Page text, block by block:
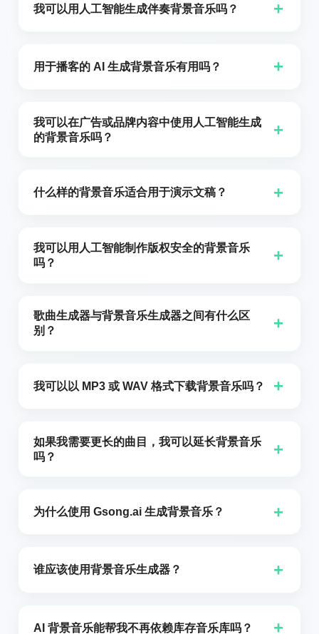
曲目。
我可以用人工智能生成伴奏背景音乐吗？ +
是在音轨需要作为旁白或对话的衬托时。Gsong.ai 在
用于播客的 AI 生成背景音乐有用吗？ +
乐生成器最明显的应用场景之一。Gsong AI 让你描述节
目的基调和目标片段，然后生成一个在不压过人声的情
我可以在广告或品牌内容中使用人工智能生成
的背景音乐吗？
+
Gsong.ai 为在平台上生成的曲目提供音乐商业许可支
适用于您计划的许可证。
什么样的背景音乐适合用于演示文稿？ +
内容。Gsong AI 允许你选择诸如企业风格、平静、鼓
舞、振奋或电影感等情绪，然后细化节奏和乐器，使曲
我可以用人工智能制作版权安全的背景音乐
吗？
+
赔和许可麻烦。在 Gsong.ai 上创作的音乐是根据您的提
示为您生成的，而不是从第三方目录中提取的，并且该
款。
歌曲生成器与背景音乐生成器之间有什么区
别？
+
曲，而背景音乐生成器则侧重于器乐用途、细微的辅助
工作提供器乐背景轨道——只需切换到“器乐”模式。
我可以以 MP3 或 WAV 格式下载背景音乐吗？ +
MP3 和 WAV 下载。MP3 非常适合快速上传到
YouTube 和社交网络等平台，而 WAV 则在播客混音、
如果我需要更长的曲目，我可以延长背景音乐
吗？
+
示，而不是从零重新开始。Gsong.ai 支持延长现有曲
特别有用。
为什么使用 Gsong.ai 生成背景音乐？ +
Gsong AI使用你实际日常使用的工具生成：用于叙
更多播放时间，以及适用于付费广告、客户交付物和有
谁应该使用背景音乐生成器？ +
教育工作者、应用团队、独立电影制片人、代理机构和
AI 背景音乐能帮我不再依赖库存音乐库吗？ +